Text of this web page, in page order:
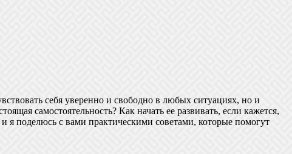
себя уверенно и свободно в любых ситуациях, но и
самостоятельность? Как начать ее развивать, если кажется,
я поделюсь с вами практическими советами, которые помогут